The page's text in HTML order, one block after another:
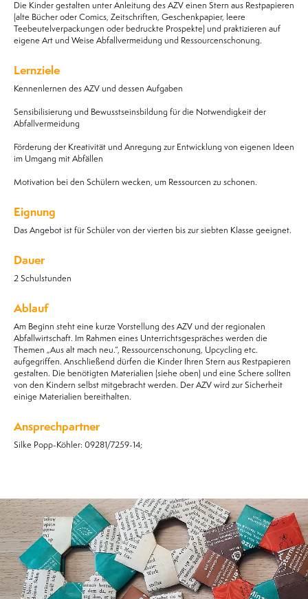
Die Kinder gestalten unter Anleitung des AZV einen Stern aus Restpapieren
(alte Bücher oder Comics, Zeitschriften, Geschenkpapier, leere
Teebeutelverpackungen oder bedruckte Prospekte) und praktizieren auf
eigene Art und Weise Abfallvermeidung und Ressourcenschonung.
Lernziele
Kennenlernen des AZV und dessen Aufgaben
Sensibilisierung und Bewusstseinsbildung für die Notwendigkeit der
Abfallvermeidung
Förderung der Kreativität und Anregung zur Entwicklung von eigenen Ideen
im Umgang mit Abfällen
Motivation bei den Schülern wecken, um Ressourcen zu schonen.
Eignung
Das Angebot ist für Schüler von der vierten bis zur siebten Klasse geeignet.
Dauer
2 Schulstunden
Ablauf
Am Beginn steht eine kurze Vorstellung des AZV und der regionalen
Abfallwirtschaft. Im Rahmen eines Unterrichtsgespräches werden die
Themen „Aus alt mach neu.“, Ressourcenschonung, Upcycling etc.
aufgegriffen. Anschließend dürfen die Kinder Ihren Stern aus Restpapieren
gestalten. Die benötigten Materialien (siehe oben) und eine Schere sollten
von den Kindern selbst mitgebracht werden. Der AZV wird zur Sicherheit
einige Materialien bereithalten.
Ansprechpartner
Silke Popp-Köhler: 09281/7259-14;